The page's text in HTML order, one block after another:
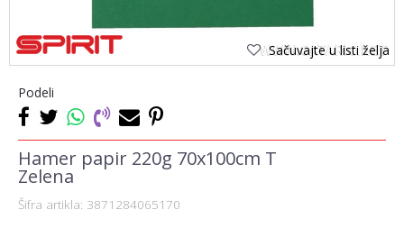
Sačuvajte u listi želja
Podeli
Hamer papir 220g 70x100cm T
Zelena
Šifra artikla: 3871284065170